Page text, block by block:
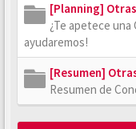
[Planning]
¿Te apetece
ayudaremos!
[Resumen]
Resumen de